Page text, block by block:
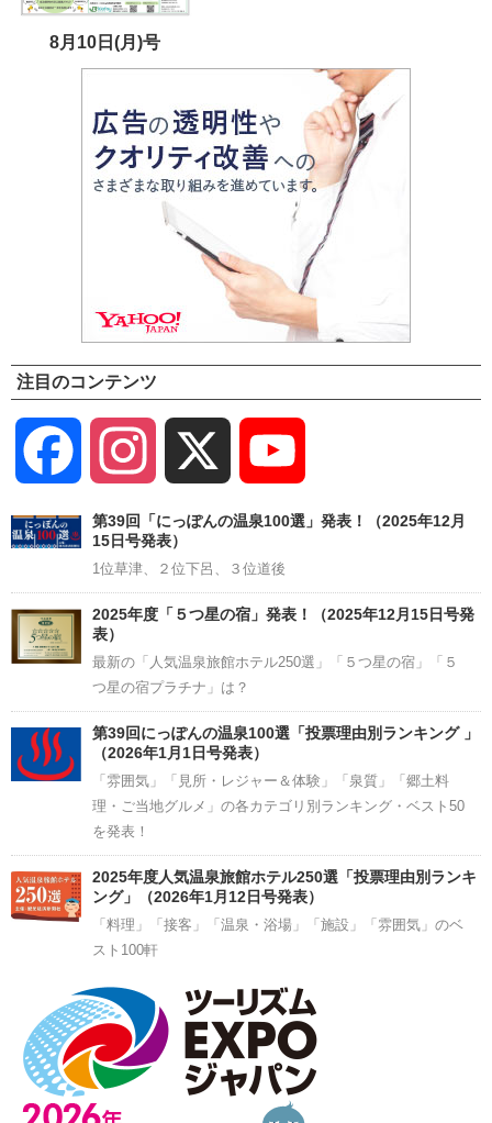
8月10日(月)号
注目のコンテンツ
Facebook Instagram
Channel
第39回「にっぽんの温泉100選」発表！（2025年12月
15日号発表）
1位草津、２位下呂、３位道後
2025年度「５つ星の宿」発表！（2025年12月15日号発
表）
最新の「人気温泉旅館ホテル250選」「５つ星の宿」「５
つ星の宿プラチナ」は？
第39回にっぽんの温泉100選「投票理由別ランキング 」
（2026年1月1日号発表）
「雰囲気」「見所・レジャー＆体験」「泉質」「郷土料
理・ご当地グルメ」の各カテゴリ別ランキング・ベスト50
を発表！
2025年度人気温泉旅館ホテル250選「投票理由別ランキ
ング」（2026年1月12日号発表）
「料理」「接客」「温泉・浴場」「施設」「雰囲気」のベ
スト100軒